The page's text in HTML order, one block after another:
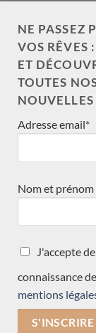
Valentim
Daniel
2023 n°
Traditionnelle
Toutes les guitares
NE PASSEZ
VOS RÊVES
ET
TOUTES
Adresse email*
Nom et prénom
J'accepte
connaissance
mentions